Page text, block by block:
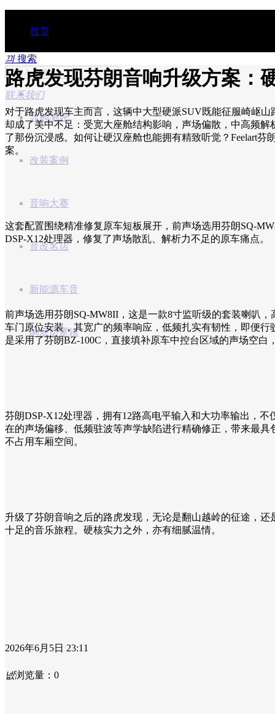
首页
行业动态
导购测评
改装案例
音响大赛
音改名店
新能源车音
响底层逻辑
끠 搜索
联系我们
路虎发现芬朗音响升级方案：
对于路虎发现车主而言，这辆中大型硬派SUV既能征服崎岖
却成了美中不足：受宽大座舱结构影响，声场偏散，中高频
了那份沉浸感。如何让硬汉座舱也能拥有精致听觉？Feelart
案。
这套配置围绕精准修复原车短板展开，前声场选用芬朗SQ-
DSP-X12处理器，修复了声场散乱、解析力不足的原车痛点。
前声场选用芬朗SQ-MW8II，这是一款8寸监听级的套装喇叭
车门原位安装，其宽广的频率响应，低频扎实有韧性，即便
是采用了芬朗BZ-100C，直接填补原车中控台区域的声场空
芬朗DSP-X12处理器，拥有12路高电平输入和大功率输出，
在的声场偏移、低频驻波等声学缺陷进行精确修正，带来最
不占用车厢空间。
升级了芬朗音响之后的路虎发现，无论是翻山越岭的征途，
十足的音乐旅程。硬核实力之外，亦有细腻温情。
2026年6月5日 23:11
넶浏览量： 0